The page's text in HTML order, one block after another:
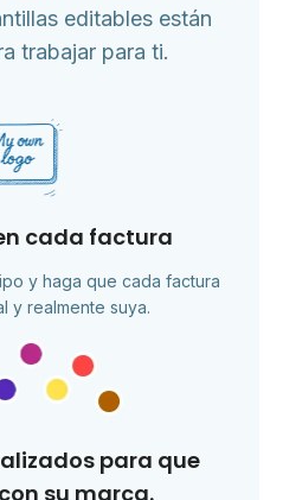
editables están
trabajar para ti.
cada factura
y haga que cada factura
y realmente suya.
para que
su marca.